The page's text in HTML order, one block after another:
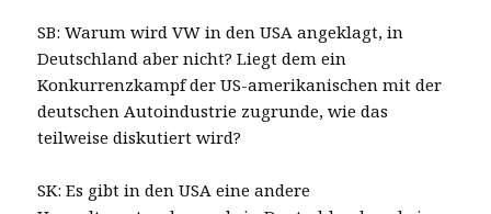
SB: Warum wird VW in den USA angeklagt, in
Deutschland aber nicht? Liegt dem ein
Konkurrenzkampf der US-amerikanischen mit der
deutschen Autoindustrie zugrunde, wie das
teilweise diskutiert wird?
SK: Es gibt in den USA eine andere